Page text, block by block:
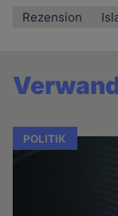
Rezension
POLITIK